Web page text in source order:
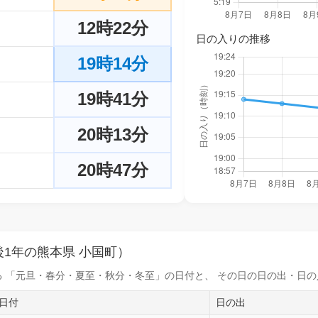
12時22分
19時14分
19時41分
20時13分
20時47分
日の入りの推移
年の熊本県 小国町）
「元旦・春分・夏至・秋分・冬至」の日付と、 その日の日の出・日
付 日の出